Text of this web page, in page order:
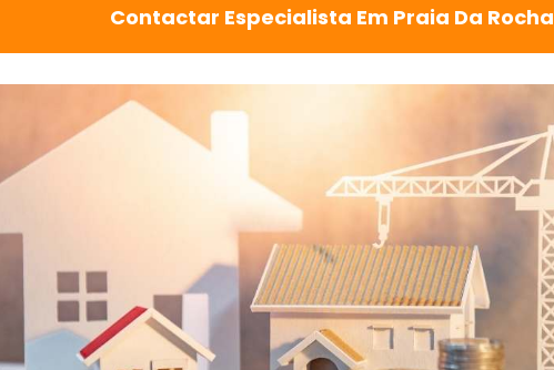
Contactar Especialista Em Praia Da Rocha